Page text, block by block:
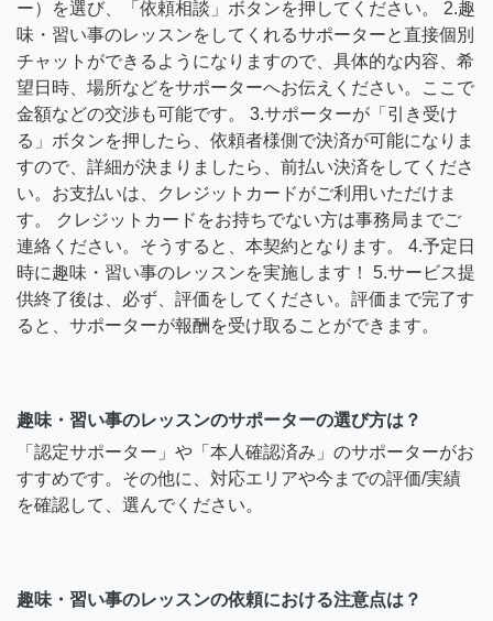
ー）を選び、「依頼相談」ボタンを押してください。 2.趣
味・習い事のレッスンをしてくれるサポーターと直接個別
チャットができるようになりますので、具体的な内容、希
望日時、場所などをサポーターへお伝えください。ここで
金額などの交渉も可能です。 3.サポーターが「引き受け
る」ボタンを押したら、依頼者様側で決済が可能になりま
すので、詳細が決まりましたら、前払い決済をしてくださ
い。お支払いは、クレジットカードがご利用いただけま
す。 クレジットカードをお持ちでない方は事務局までご
連絡ください。そうすると、本契約となります。 4.予定日
時に趣味・習い事のレッスンを実施します！ 5.サービス提
供終了後は、必ず、評価をしてください。評価まで完了す
ると、サポーターが報酬を受け取ることができます。
趣味・習い事のレッスンのサポーターの選び方は？
「認定サポーター」や「本人確認済み」のサポーターがお
すすめです。その他に、対応エリアや今までの評価/実績
を確認して、選んでください。
趣味・習い事のレッスンの依頼における注意点は？